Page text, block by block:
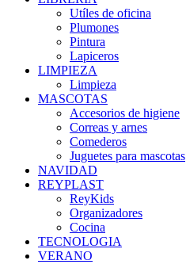
Utíles de oficina
Plumones
Pintura
Lapiceros
LIMPIEZA
Limpieza
MASCOTAS
Accesorios de higiene
Correas y arnes
Comederos
Juguetes para mascotas
NAVIDAD
REYPLAST
ReyKids
Organizadores
Cocina
TECNOLOGIA
VERANO